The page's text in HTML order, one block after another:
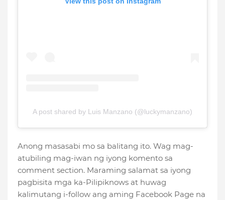
A post shared by Luis Manzano (@luckymanzano)
Anong masasabi mo sa balitang ito. Wag mag-
atubiling mag-iwan ng iyong komento sa
comment section. Maraming salamat sa iyong
pagbisita mga ka-Pilipiknows at huwag
kalimutang i-follow ang aming Facebook Page na